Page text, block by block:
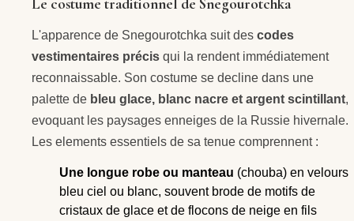
Le costume traditionnel de Snegourotchka
L'apparence de Snegourotchka suit des codes
vestimentaires précis qui la rendent immédiatement
reconnaissable. Son costume se decline dans une
palette de bleu glace, blanc nacre et argent scintillant,
evoquant les paysages enneiges de la Russie hivernale.
Les elements essentiels de sa tenue comprennent :
Une longue robe ou manteau (chouba) en velours
bleu ciel ou blanc, souvent brode de motifs de
cristaux de glace et de flocons de neige en fils